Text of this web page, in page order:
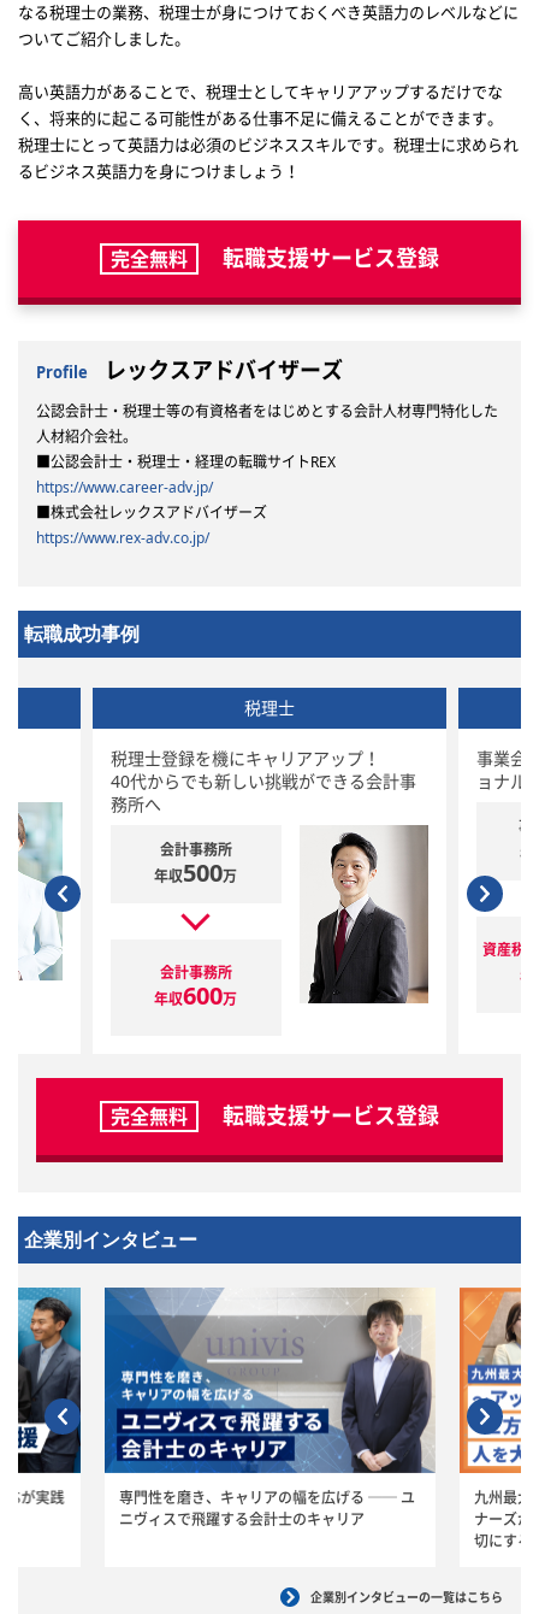
なる税理士の業務、税理士が身につけておくべき英語力のレベルなどに
ついてご紹介しました。
高い英語力があることで、税理士としてキャリアアップするだけでな
く、将来的に起こる可能性がある仕事不足に備えることができます。
税理士にとって英語力は必須のビジネススキルです。税理士に求められ
るビジネス英語力を身につけましょう！
完全無料 転職支援サービス登録
Profile レックスアドバイザーズ
公認会計士・税理士等の有資格者をはじめとする会計人材専門特化した
人材紹介会社。
■公認会計士・税理士・経理の転職サイトREX
https://www.career-adv.jp/
■株式会社レックスアドバイザーズ
https://www.rex-adv.co.jp/
転職成功事例
税理士
税理士登録を機にキャリアアップ！
40代からでも新しい挑戦ができる会計事
務所へ
会計事務所
年収500万
会計事務所
年収600万
事業会
ョナル
事
年
資産税
年
完全無料 転職支援サービス登録
企業別インタビュー
が実践
専門性を磨き、キャリアの幅を広げる ── ユ
ニヴィスで飛躍する会計士のキャリア
九州最大
ナーズが
切にする
企業別インタビューの一覧はこちら